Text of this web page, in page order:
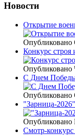
Новости
Открытие
Опубликовано
Конкурс строя
Опубликовано
С Днем
Опубликовано
"Зарница-2026"
Опубликовано
Смотр-конкурс